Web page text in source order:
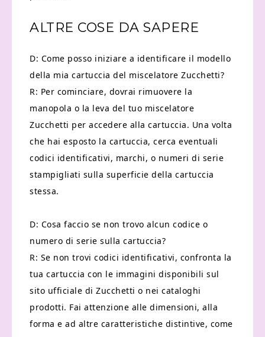
ALTRE COSE DA SAPERE
D: Come posso iniziare a identificare il modello
della mia cartuccia del miscelatore Zucchetti?
R: Per cominciare, dovrai rimuovere la
manopola o la leva del tuo miscelatore
Zucchetti per accedere alla cartuccia. Una volta
che hai esposto la cartuccia, cerca eventuali
codici identificativi, marchi, o numeri di serie
stampigliati sulla superficie della cartuccia
stessa.
D: Cosa faccio se non trovo alcun codice o
numero di serie sulla cartuccia?
R: Se non trovi codici identificativi, confronta la
tua cartuccia con le immagini disponibili sul
sito ufficiale di Zucchetti o nei cataloghi
prodotti. Fai attenzione alle dimensioni, alla
forma e ad altre caratteristiche distintive, come